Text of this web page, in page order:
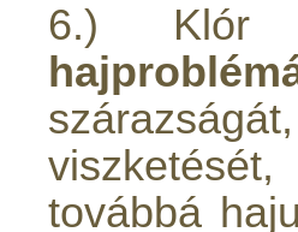
6.)
továbbá